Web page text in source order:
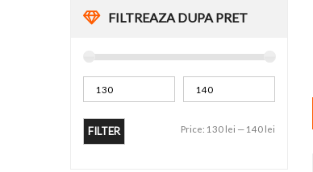
FILTREAZA DUPA PRET
FILTER Price: 130 lei — 140 lei